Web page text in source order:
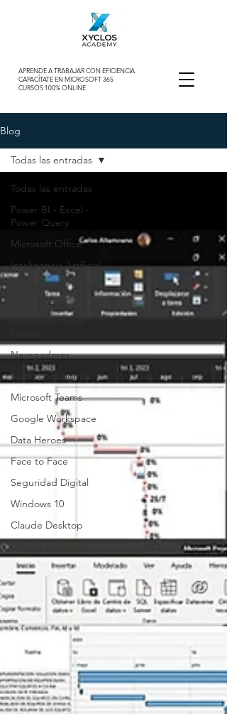
APRENDE A TRABAJAR CON EFICIENCIA
CAPACÍTATE EN MICROSOFT 365
CURSOS 100% ONLINE
Blog
Todas las entradas
Power BI - Excel -
Power Query
Microsoft Office
Inteligencia Artificial
Testimonios - Reviews
- Alumnos
Microsoft Project -
Navegadores
Marketing digital
Microsoft Teams
Google Workspace
Data Heroes
Face to Face
Seguridad Digital
Windows 10
Claude Desktop
Todas las entradas